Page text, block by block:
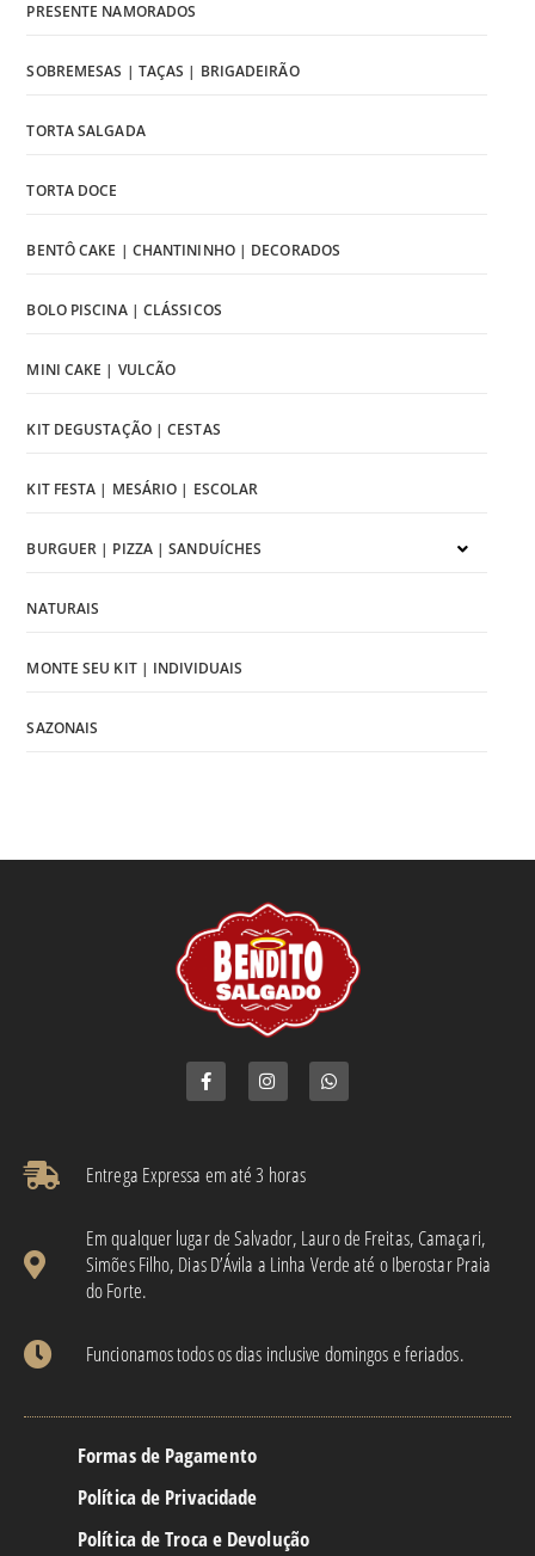
PRESENTE NAMORADOS
SOBREMESAS | TAÇAS | BRIGADEIRÃO
TORTA SALGADA
TORTA DOCE
BENTÔ CAKE | CHANTININHO | DECORADOS
BOLO PISCINA | CLÁSSICOS
MINI CAKE | VULCÃO
KIT DEGUSTAÇÃO | CESTAS
KIT FESTA | MESÁRIO | ESCOLAR
BURGUER | PIZZA | SANDUÍCHES
NATURAIS
MONTE SEU KIT | INDIVIDUAIS
SAZONAIS
Entrega Expressa em até 3 horas​
Em qualquer lugar de Salvador, Lauro de Freitas, Camaçari,
Simões Filho, Dias D’Ávila a Linha Verde até o Iberostar Praia
do Forte.
Funcionamos todos os dias inclusive domingos e feriados.
Formas de Pagamento
Política de Privacidade
Política de Troca e Devolução